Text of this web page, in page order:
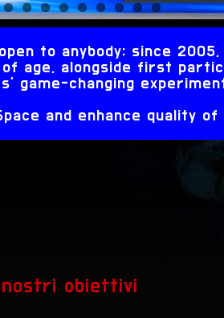
to anybody: since
age, alongside first
game-changing
and enhance quality
I nostri obiettivi